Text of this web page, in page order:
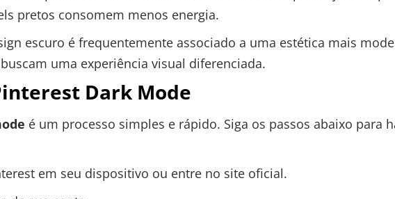
pretos consomem menos energia.
escuro é frequentemente associado a uma estética mais
uma experiência visual diferenciada.
Dark Mode
é um processo simples e rápido. Siga os passos abaixo para
em seu dispositivo ou entre no site oficial.